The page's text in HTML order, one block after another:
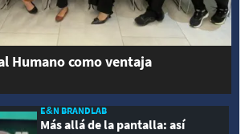
Humano como ventaja
E&N BRANDLAB
Más allá de la pantalla: así